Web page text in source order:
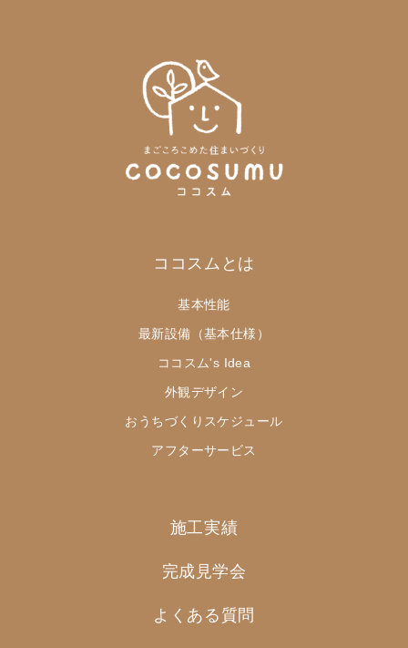
ココスムとは
基本性能
最新設備（基本仕様）
ココスム's Idea
外観デザイン
おうちづくりスケジュール
アフターサービス
施工実績
完成見学会
よくある質問